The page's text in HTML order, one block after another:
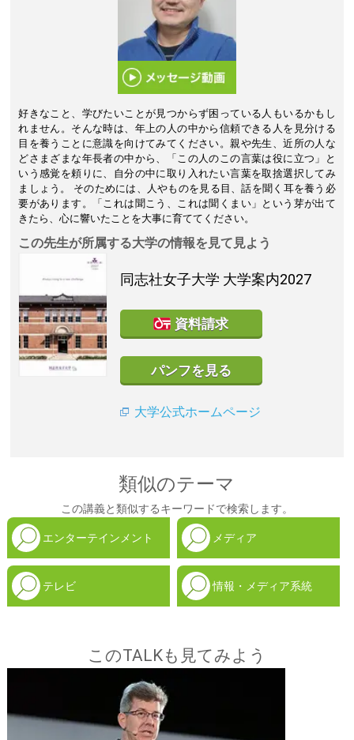
好きなこと、学びたいことが見つからず困っている人もいるかもし
れません。そんな時は、年上の人の中から信頼できる人を見分ける
目を養うことに意識を向けてみてください。親や先生、近所の人な
どさまざまな年長者の中から、「この人のこの言葉は役に立つ」と
いう感覚を頼りに、自分の中に取り入れたい言葉を取捨選択してみ
ましょう。 そのためには、人やものを見る目、話を聞く耳を養う必
要があります。「これは聞こう、これは聞くまい」という芽が出て
きたら、心に響いたことを大事に育ててください。
この先生が所属する大学の情報を見て見よう
同志社女子大学 大学案内2027
資料請求
パンフを見る
大学公式ホームページ
類似のテーマ
この講義と類似するキーワードで検索します。
エンターテインメント メディア
テレビ 情報・メディア系統
このTALKも見てみよう